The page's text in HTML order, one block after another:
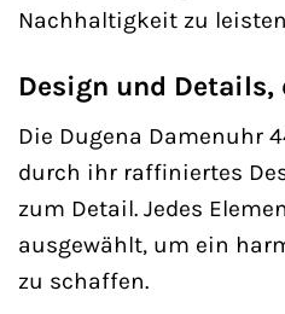
Nachhaltigkeit zu
Design und
Die Dugena Damenuhr
durch ihr raffiniertes
zum Detail. Jedes
ausgewählt, um ein
zu schaffen.